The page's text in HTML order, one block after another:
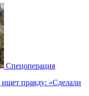
Спецоперация
правду: «Сделали